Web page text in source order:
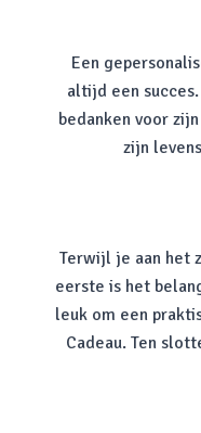
Een
altijd een
bedanken voor
zijn
Terwijl je aan het
eerste is het
leuk om een
Cadeau. Ten